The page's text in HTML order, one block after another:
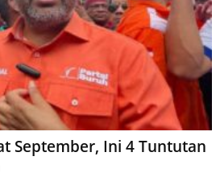
September, Ini 4 Tuntutan